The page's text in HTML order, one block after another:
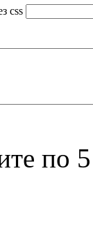
css
по